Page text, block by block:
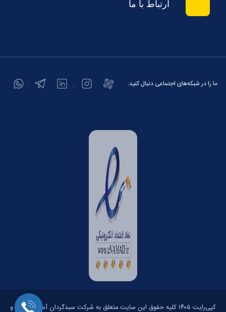
ارتباط با ما
ما را در شبکه‌های اجتماعی دنبال کنید:
کپی‌رایت ۱۴۰۵ کلیه حقوق این سایت متعلق به شرکت سبدگردان آسمان است و